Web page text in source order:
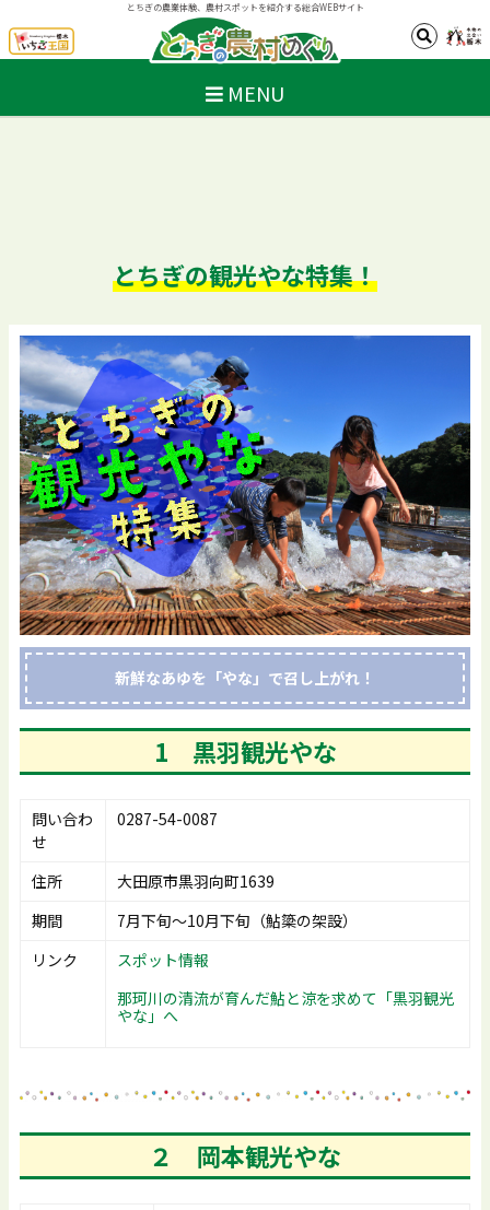
とちぎの農業体験、農村スポットを紹介する総合WEBサイト
MENU
とちぎの観光やな特集！
新鮮なあゆを「やな」で召し上がれ！
1 黒羽観光やな
問い合わ
せ
0287-54-0087
住所
大田原市黒羽向町1639
期間
7月下旬～10月下旬（鮎簗の架設）
リンク
スポット情報
那珂川の清流が育んだ鮎と涼を求めて「黒羽観光
やな」へ
２ 岡本観光やな